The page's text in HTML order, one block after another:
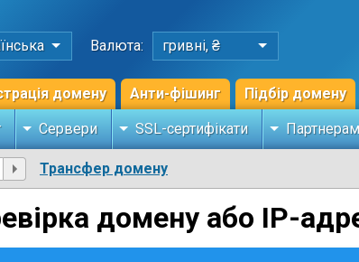
Валюта: гривні, ₴
домену Анти-фішинг Підбір домену
Сервери SSL-сертифікати Партнерам
Трансфер домену
домену або IP-